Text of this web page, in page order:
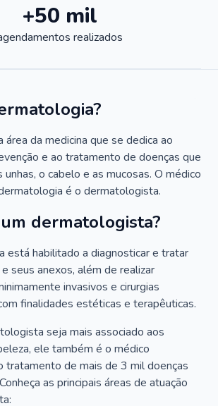
+50 mil
realizados
área da medicina que se dedica ao
e ao tratamento de doenças que
o cabelo e as mucosas. O médico
é o dermatologista.
dermatologista?
está habilitado a diagnosticar e tratar
seus anexos, além de realizar
invasivos e cirurgias
finalidades estéticas e terapêuticas.
seja mais associado aos
ele também é o médico
tratamento de mais de 3 mil doenças
as principais áreas de atuação